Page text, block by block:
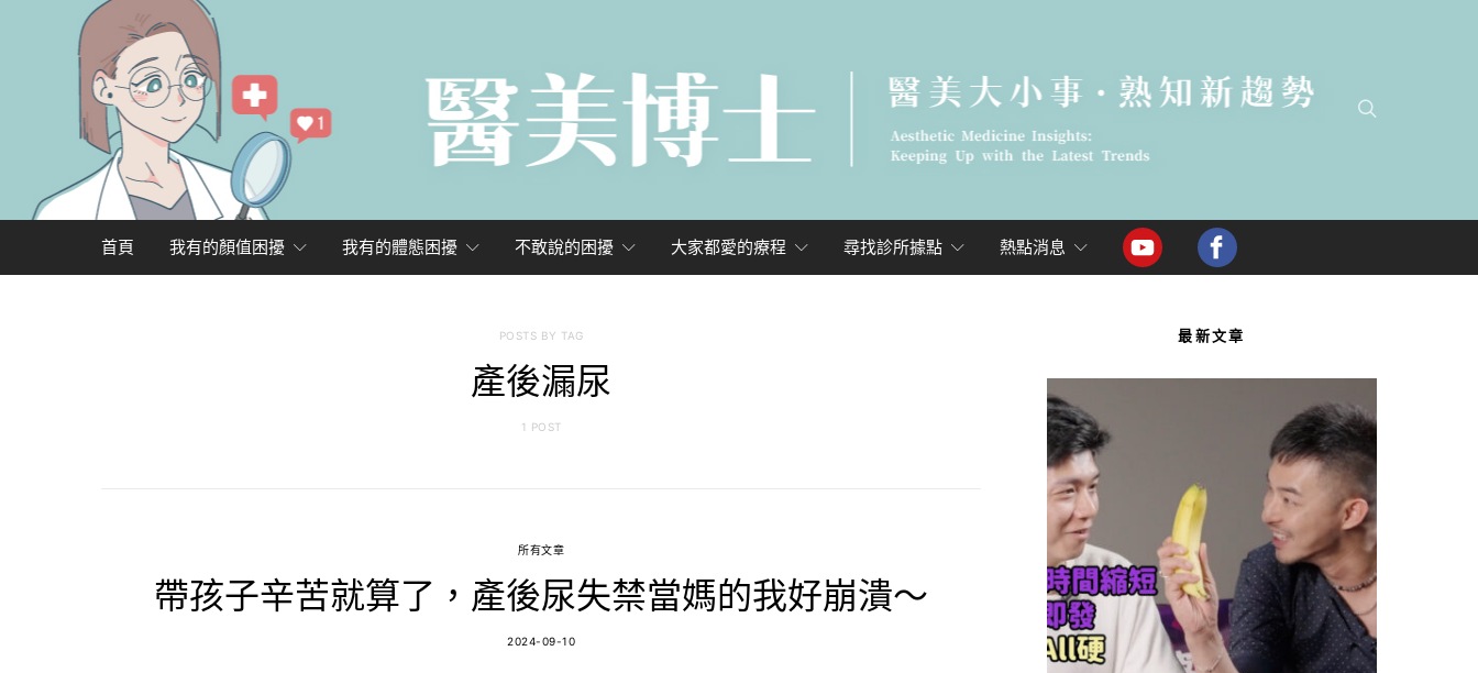
首頁 我有的顏值困擾 我有的體態困擾 不敢說的困擾 大家都愛的療程 尋找診所據點 熱點消息
POSTS BY TAG
產後漏尿
1 POST
所有文章
帶孩子辛苦就算了，產後尿失禁當媽的我好崩潰～
2024-09-10
最新文章